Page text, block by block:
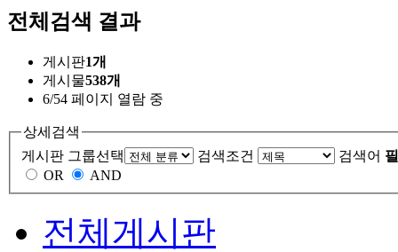
전체검색 결과
게시판1개
게시물538개
6/54 페이지 열람 중
상세검색
게시판 그룹선택
검색조건 검색어
OR
AND
전체게시판